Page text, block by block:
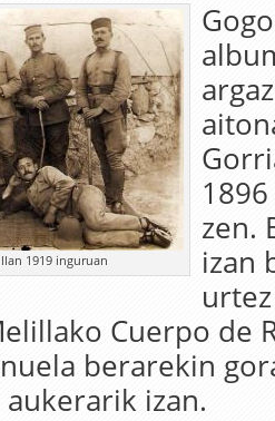
1919 inguruan
zen.
izan
Cuerpo de
berarekin
izan.